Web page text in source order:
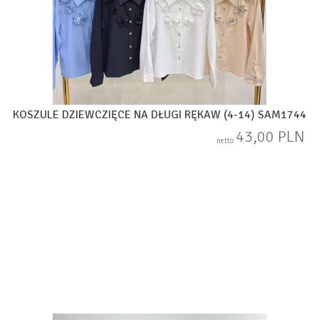
KOSZULE DZIEWCZIĘCE NA DŁUGI RĘKAW (4-14) SAM1744
netto 43,00 PLN